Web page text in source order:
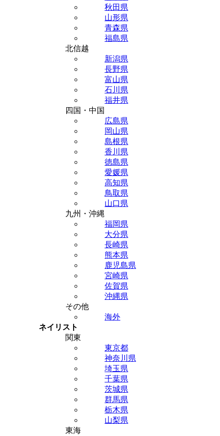
秋田県
山形県
青森県
福島県
北信越
新潟県
長野県
富山県
石川県
福井県
四国・中国
広島県
岡山県
島根県
香川県
徳島県
愛媛県
高知県
鳥取県
山口県
九州・沖縄
福岡県
大分県
長崎県
熊本県
鹿児島県
宮崎県
佐賀県
沖縄県
その他
海外
ネイリスト
関東
東京都
神奈川県
埼玉県
千葉県
茨城県
群馬県
栃木県
山梨県
東海